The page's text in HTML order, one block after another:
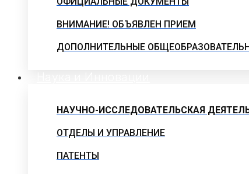
ВНИМАНИЕ! ОБЪЯВЛЕН ПРИЕМ
ДОПОЛНИТЕЛЬНЫЕ
НАУЧНО-ИССЛЕДОВАТЕЛЬСКАЯ
ОТДЕЛЫ И УПРАВЛЕНИЕ
ПАТЕНТЫ